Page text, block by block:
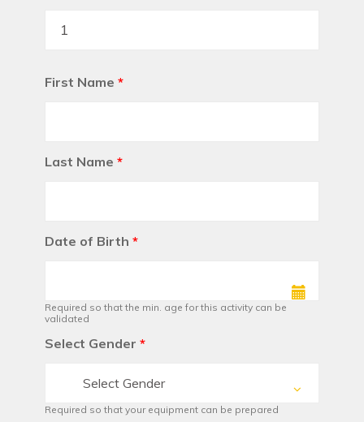
First Name *
Last Name *
Date of Birth *
Required so that the min. age for this activity can be
validated
Select Gender *
Select Gender
Required so that your equipment can be prepared